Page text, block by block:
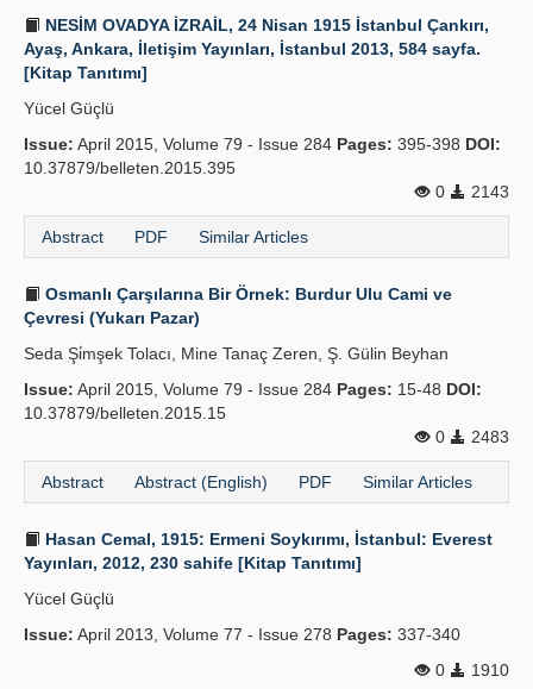
NESİM OVADYA İZRAİL, 24 Nisan 1915 İstanbul Çankırı,
Ayaş, Ankara, İletişim Yayınları, İstanbul 2013, 584 sayfa.
[Kitap Tanıtımı]
Yücel Güçlü
Issue: April 2015, Volume 79 - Issue 284 Pages: 395-398 DOI:
10.37879/belleten.2015.395
0
2143
Abstract PDF Similar Articles
Osmanlı Çarşılarına Bir Örnek: Burdur Ulu Cami ve
Çevresi (Yukarı Pazar)
Seda Şi̇mşek Tolacı, Mine Tanaç Zeren, Ş. Gülin Beyhan
Issue: April 2015, Volume 79 - Issue 284 Pages: 15-48 DOI:
10.37879/belleten.2015.15
0
2483
Abstract Abstract (English) PDF Similar Articles
Hasan Cemal, 1915: Ermeni Soykırımı, İstanbul: Everest
Yayınları, 2012, 230 sahife [Kitap Tanıtımı]
Yücel Güçlü
Issue: April 2013, Volume 77 - Issue 278 Pages: 337-340
0
1910